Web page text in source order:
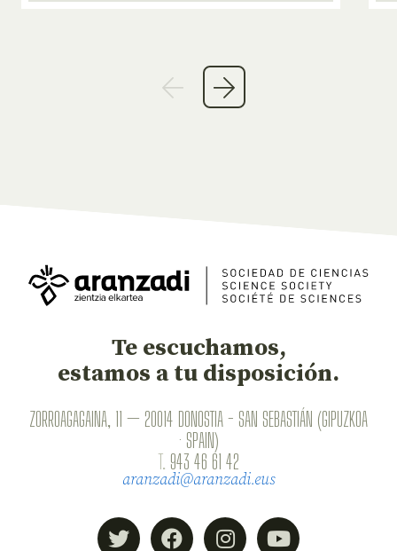
Te escuchamos,
estamos a tu disposición.
ZORROAGAGAINA, 11 — 20014 DONOSTIA - SAN SEBASTIÁN (GIPUZKOA
· SPAIN)
T. 943 46 61 42
aranzadi@aranzadi.eus